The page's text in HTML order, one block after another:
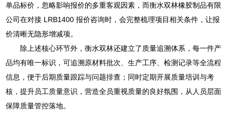
单品标价，忽略影响报价的多重客观因素，而衡水双林橡胶制品有限
公司在对接 LRB1400 报价咨询时，会完整梳理项目相关条件，让报
价清晰无隐形增减项。
除上述核心环节外，衡水双林还建立了质量追溯体系，每一件产
品均有唯一标识，可追溯原材料批次、生产工序、检测记录等全流程
信息，便于后期质量跟踪与问题排查；同时定期开展质量培训与考
核，提升员工质量意识，营造全员重视质量的良好氛围，从人员层面
保障质量管控落地。